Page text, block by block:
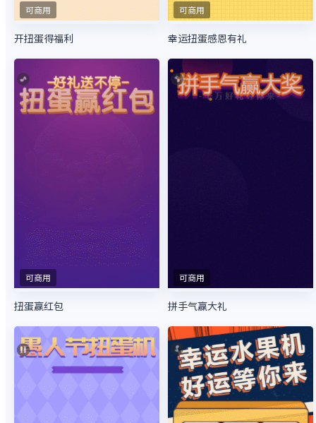
可商用
开扭蛋得福利
可商用
幸运扭蛋感恩有礼
可商用
扭蛋赢红包
可商用
拼手气赢大礼